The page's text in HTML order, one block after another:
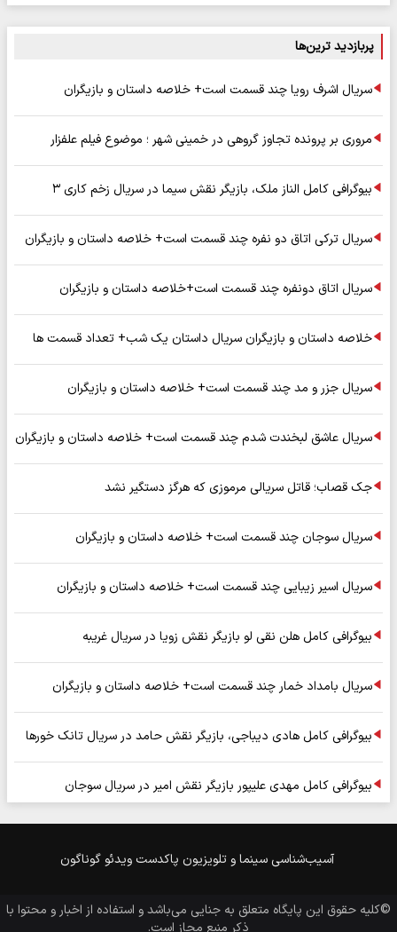
پربازدید ترین‌ها
سریال اشرف رویا چند قسمت است+ خلاصه داستان و بازیگران
مروری بر پرونده تجاوز گروهی در خمینی شهر ؛ موضوع فیلم علفزار
بیوگرافی کامل الناز ملک، بازیگر نقش سیما در سریال زخم کاری ۳
سریال ترکی اتاق دو نفره چند قسمت است+ خلاصه داستان و بازیگران
سریال اتاق دونفره چند قسمت است+خلاصه داستان و بازیگران
خلاصه داستان و بازیگران سریال داستان یک شب+ تعداد قسمت ها
سریال جزر و مد چند قسمت است+ خلاصه داستان و بازیگران
سریال عاشق لبخندت شدم چند قسمت است+ خلاصه داستان و بازیگران
جک قصاب؛ قاتل سریالی مرموزی که هرگز دستگیر نشد
سریال سوجان چند قسمت است+ خلاصه داستان و بازیگران
سریال اسیر زیبایی چند قسمت است+ خلاصه داستان و بازیگران
بیوگرافی کامل هلن نقی لو بازیگر نقش زویا در سریال غریبه
سریال بامداد خمار چند قسمت است+ خلاصه داستان و بازیگران
بیوگرافی کامل هادی دیباجی، بازیگر نقش حامد در سریال تانک خورها
بیوگرافی کامل مهدی علیپور بازیگر نقش امیر در سریال سوجان
آسیب‌شناسی سینما و تلویزیون پاکدست ویدئو گوناگون
©کلیه حقوق این پایگاه متعلق به جنایی می‌باشد و استفاده از اخبار و محتوا با